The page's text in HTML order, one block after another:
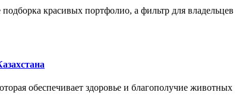
красивых портфолио, а фильтр для
обеспечивает здоровье и благополучие животных